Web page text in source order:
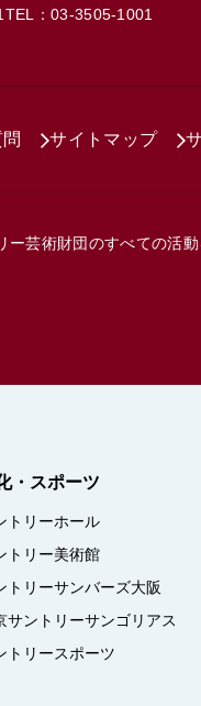
TEL：03-3505-1001
サイトマップ
ー芸術財団のすべての活
・スポーツ
トリーホール
トリー美術館
トリーサンバーズ大阪
サントリーサンゴリアス
トリースポーツ